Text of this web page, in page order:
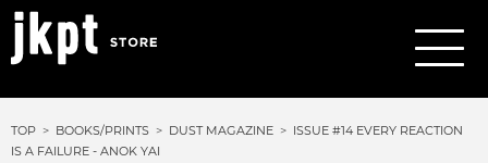
TOP BOOKS/PRINTS DUST MAGAZINE
ISSUE #14 EVERY REACTION
IS A FAILURE - ANOK YAI